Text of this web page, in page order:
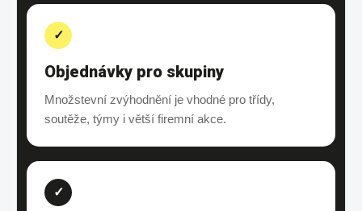
✓
Objednávky pro skupiny
Množstevní zvýhodnění je vhodné pro třídy,
soutěže, týmy i větší firemní akce.
✓